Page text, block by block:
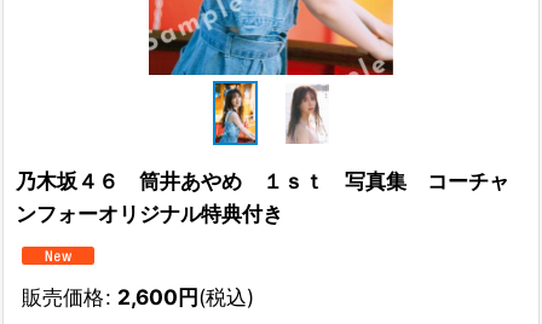
乃木坂４６ 筒井あやめ １ｓｔ 写真集 コーチャ
ンフォーオリジナル特典付き
販売価格: 2,600円(税込)